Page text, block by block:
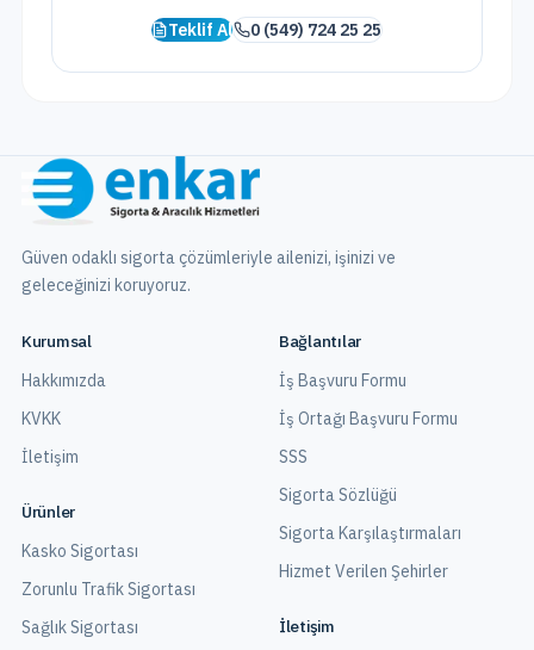
Teklif Al 0 (549) 724 25 25
Güven odaklı sigorta çözümleriyle ailenizi, işinizi ve
geleceğinizi koruyoruz.
Kurumsal
Hakkımızda
KVKK
İletişim
Ürünler
Kasko Sigortası
Zorunlu Trafik Sigortası
Sağlık Sigortası
Bağlantılar
İş Başvuru Formu
İş Ortağı Başvuru Formu
SSS
Sigorta Sözlüğü
Sigorta Karşılaştırmaları
Hizmet Verilen Şehirler
İletişim